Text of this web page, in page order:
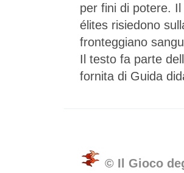
per fini di potere.
élites risiedono
fronteggiano
Il testo fa parte
fornita di Guida
© Il Gioco